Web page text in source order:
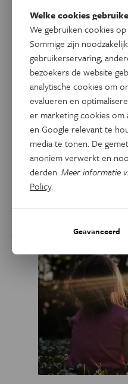
Podcast
Waar zijn
In de zomer krioelt het
kouder wordt zie je ze
insecten in de winter?
antwoord in onze
Welke cookies
We gebruiken cookies
Sommige zijn
gebruikerservaring,
bezoekers de website
analytische cookies om
evalueren en
er marketing cookies om
en Google relevant te
media te tonen. De
anoniem verwerkt en
derden.Meer informatie
Policy.
Geavanceerd